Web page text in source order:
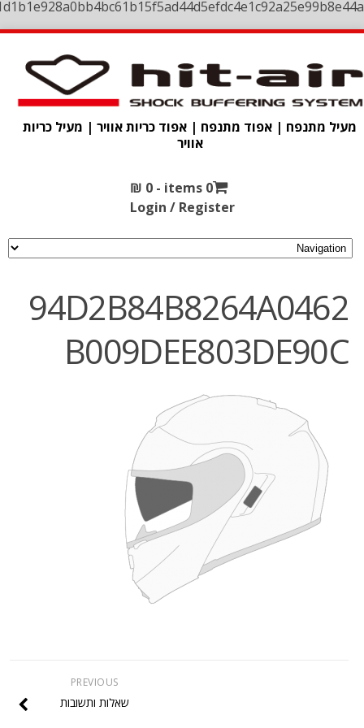
מעיל מתנפח | אפוד מתנפח | אפוד כריות אוויר | מעיל כריות
אוויר
0 items -
₪ 0
Login / Register
94D2B84B8264A0462
B009DEE803DE90C
PREVIOUS
שאלות ותשובות